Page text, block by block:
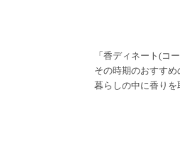
「香ディネート(コ
その時期のおすす
暮らしの中に香りを